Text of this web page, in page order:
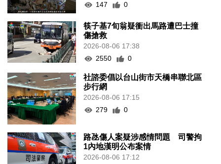
147
0
筷子基7旬翁疑衝出馬路遭巴士撞
傷搶救
2026-08-06 17:38
2550
0
社諮委倡以台山街市天橋串聯北區
步行網
2026-08-06 17:15
279
0
路氹傷人案疑涉感情問題 司警拘
1內地漢明公布案情
2026-08-06 17:12